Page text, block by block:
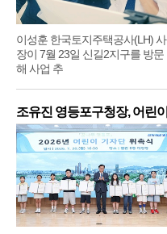
이성훈 한국토지주택공사(LH) 사
장이 7월 23일 신길2지구를 방문
해 사업 추
조유진 영등포구청장, 어린이
기